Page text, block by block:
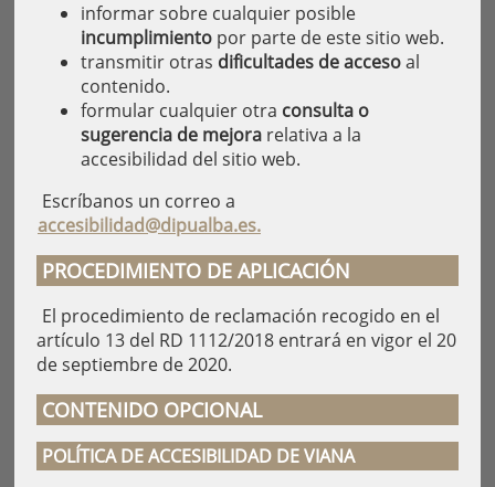
informar sobre cualquier posible
incumplimiento por parte de este sitio web.
transmitir otras dificultades de accesoal
contenido.
formular cualquier otra consulta o
sugerencia de mejora relativa a la
accesibilidad del sitio web.
Escríbanos un correo a
accesibilidad@dipualba.es.
PROCEDIMIENTO DE APLICACIÓN
El procedimiento de reclamación recogido en el
artículo 13 del RD 1112/2018 entrará en vigor el 20
de septiembre de 2020.
CONTENIDO OPCIONAL
POLÍTICA DE ACCESIBILIDAD DE VIANA